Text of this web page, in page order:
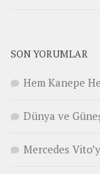
SON YORUMLAR
Hem Kanepe
Dünya ve
Mercedes